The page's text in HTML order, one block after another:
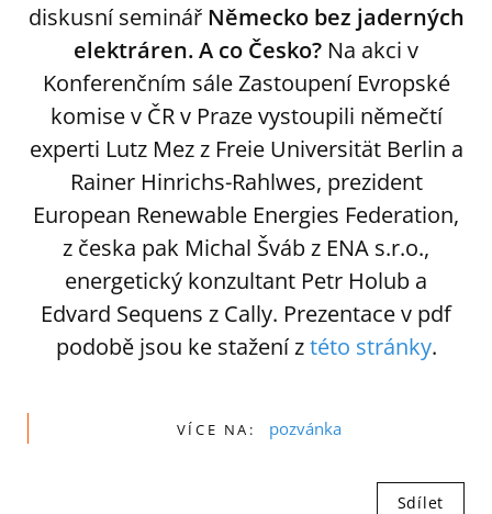
diskusní seminář Německo bez jaderných
elektráren. A co Česko? Na akci v
Konferenčním sále Zastoupení Evropské
komise v ČR v Praze vystoupili němečtí
experti Lutz Mez z Freie Universität Berlin a
Rainer Hinrichs-Rahlwes, prezident
European Renewable Energies Federation,
z česka pak Michal Šváb z ENA s.r.o.,
energetický konzultant Petr Holub a
Edvard Sequens z Cally. Prezentace v pdf
podobě jsou ke stažení ztéto stránky.
VÍCE NA: pozvánka
Sdílet